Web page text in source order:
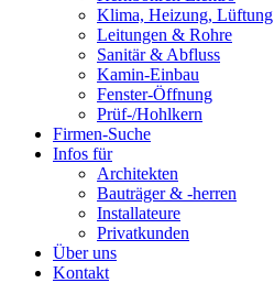
Klima, Heizung, Lüftung
Leitungen & Rohre
Sanitär & Abfluss
Kamin-Einbau
Fenster-Öffnung
Prüf-/Hohlkern
Firmen-Suche
Infos für
Architekten
Bauträger & -herren
Installateure
Privatkunden
Über uns
Kontakt